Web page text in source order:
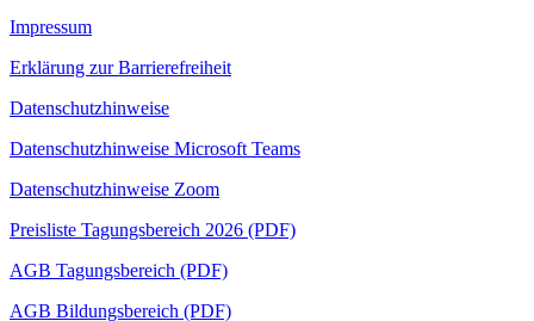
Impressum
Erklärung zur Barrierefreiheit
Datenschutzhinweise
Datenschutzhinweise Microsoft Teams
Datenschutzhinweise Zoom
Preisliste Tagungsbereich 2026 (PDF)
AGB Tagungsbereich (PDF)
AGB Bildungsbereich (PDF)